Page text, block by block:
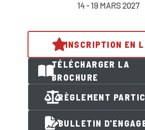
14 - 19 MARS 2027
INSCRIPTION EN
TÉLÉCHARGER LA
BROCHURE
RÈGLEMENT
BULLETIN